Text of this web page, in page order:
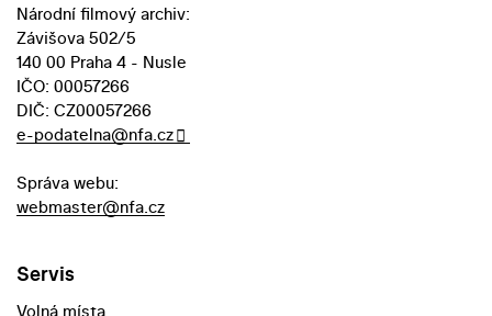
Národní filmový archiv:
Závišova 502/5
140 00 Praha 4 - Nusle
IČO: 00057266
DIČ: CZ00057266
e-podatelna@nfa.cz
Správa webu:
webmaster@nfa.cz
Servis
Volná místa